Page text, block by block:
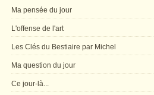
Ma pensée du jour
L'offense de l'art
Les Clés du Bestiaire par Michel
Ma question du jour
Ce jour-là...